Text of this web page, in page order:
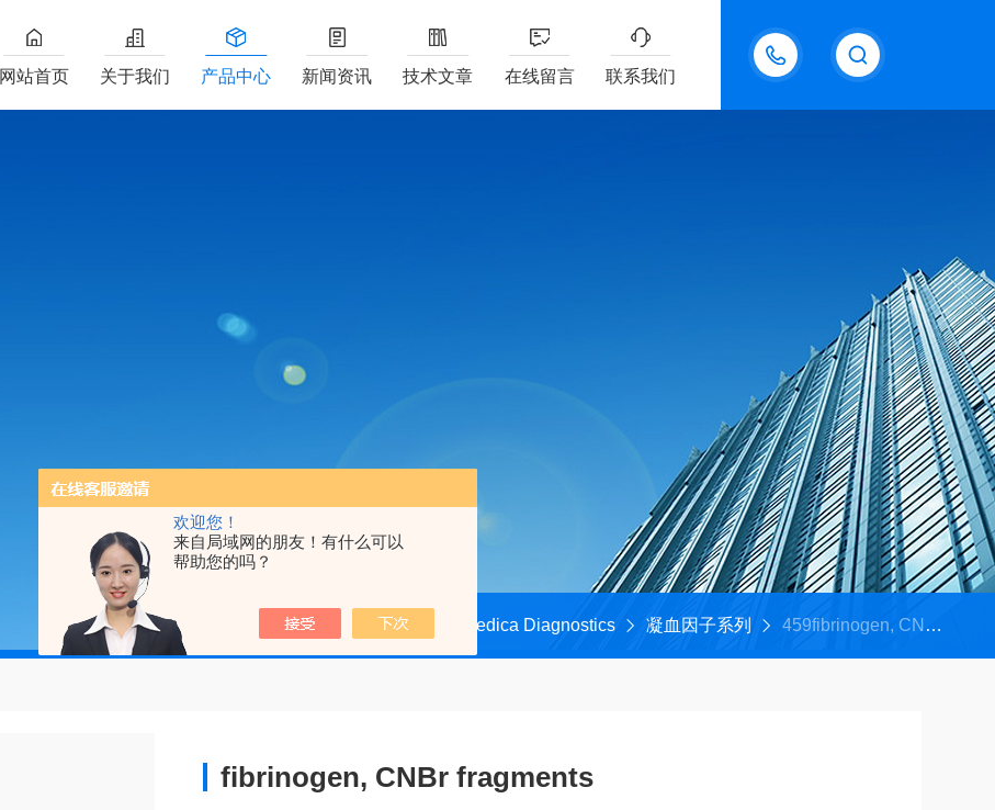
欢迎您！
来自局域网的朋友！有什么可以
帮助您的吗？
18611095289
网站首页 关于我们 产品中心 新闻资讯 技术文章 在线留言 联系我们
首页 产品中心 Biomedica Diagnostics 凝血因子系列 459fibrinogen, CNBr fragments
fibrinogen, CNBr fragments